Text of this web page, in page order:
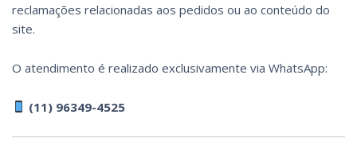
reclamações relacionadas aos pedidos ou ao conteúdo do
site.
O atendimento é realizado exclusivamente via WhatsApp:
(11) 96349-4525